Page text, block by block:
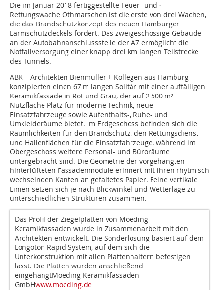
Die im Januar 2018 fertiggestellte Feuer- und ­
Rettungswache Othmarschen ist die erste von drei Wachen,
die das Brandschutzkonzept des neuen Hamburger
Lärmschutzdeckels fordert. Das zweigeschossige Gebäude
an der Autobahnanschlussstelle der A7 ermöglicht die
Notfallversorgung einer knapp drei km langen Teilstrecke
des Tunnels.
ABK – Architekten Bienmüller + Kollegen aus Hamburg
konzipierten einen 67 m langen Solitär mit einer auffälligen
Keramikfassade in Rot und Grau, der auf 2 500 m²
Nutzfläche Platz für moderne Technik, neue
Einsatzfahrzeuge sowie Aufenthalts-, Ruhe- und
Umkleideräume bietet. Im Erdgeschoss befinden sich die
Räumlichkeiten für den Brandschutz, den Rettungsdienst
und Hallenflächen für die Einsatzfahrzeuge, während im
Obergeschoss weitere Personal- und Büroräume
untergebracht sind. Die Geometrie der vorgehängten
hinterlüfteten Fassadenmodule erinnert mit ihren rhytmisch
wechselnden Kanten an gefaltetes Papier. Feine vertikale
Linien setzen sich je nach Blickwinkel und Wetterlage zu
unterschiedlichen Strukturen zusammen.
Das Profil der Ziegelplatten von Moeding
Keramikfassaden wurde in Zusammenarbeit mit den
Architekten entwickelt. Die Sonderlösung basiert auf dem
Longoton Rapid System, auf dem sich die
Unterkonstruktion mit allen Plattenhaltern befestigen
lässt. Die Platten wurden anschließend
eingehängtMoeding Keramikfassaden
GmbHwww.moeding.de